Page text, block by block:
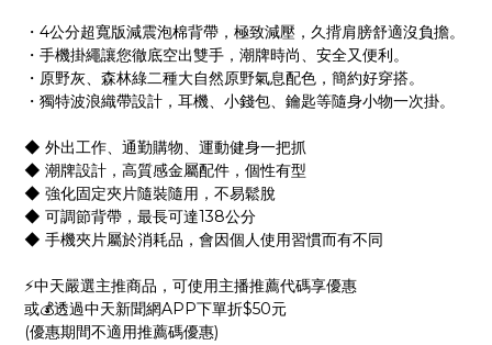
・4公分超寬版減震泡棉背帶，極致減壓，久揹肩膀舒適沒負擔。
・手機掛繩讓您徹底空出雙手，潮牌時尚、安全又便利。
・原野灰、森林綠二種大自然原野氣息配色，簡約好穿搭。
・獨特波浪織帶設計，耳機、小錢包、鑰匙等隨身小物一次掛。
◆ 外出工作、通勤購物、運動健身一把抓
◆ 潮牌設計，高質感金屬配件，個性有型
◆ 強化固定夾片隨裝隨用，不易鬆脫
◆ 可調節背帶，最長可達138公分
◆ 手機夾片屬於消耗品，會因個人使用習慣而有不同
⚡中天嚴選主推商品，可使用主播推薦代碼享優惠
或💰透過中天新聞網APP下單折$50元
(優惠期間不適用推薦碼優惠)